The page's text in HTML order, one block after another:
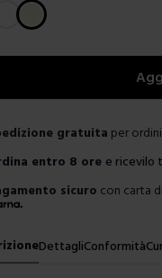
un colore
gratuita per
entro 8 ore e ricevilo
sicuro con carta
DettagliConformità